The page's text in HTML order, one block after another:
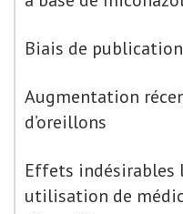
Biais de
Augmentation
d’oreillons
Effets indésirables
utilisation de